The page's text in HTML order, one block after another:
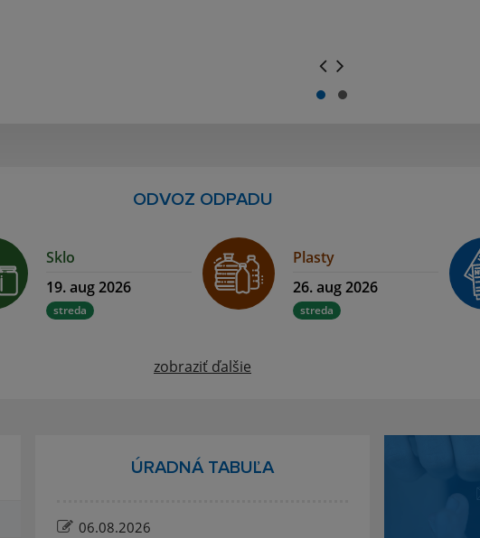
.
ODVOZ ODPADU
Sklo
19. aug 2026
streda
Plasty
26. aug 2026
streda
zobraziť ďalšie
ÚRADNÁ TABUĽA
06.08.2026